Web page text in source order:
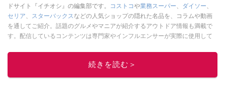
ドサイト『イチオシ』の編集部です。
コストコや業務スーパー、 ダイソー、
セリア、 スターバックスなどの人気ショップの隠れた名品を、コラムや動画
を通してご紹介。話題のグルメやマニアが紹介するアウトドア情報も満載で
す。配信しているコンテンツは専門家やインフルエンサーが実際に使用して
ニュースでフォロー
続きを読む＞